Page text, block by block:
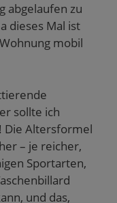
abgelaufen zu
dieses Mal ist
mobil
sollte ich
Die Altersformel
– je reicher,
Sportarten,
und das,